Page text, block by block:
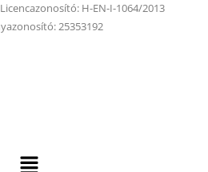
H-EN-I-1064/2013
25353192
Menu